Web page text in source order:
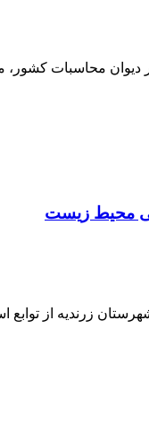
محاسبات کشور،
محیط زیست
زرندیه از توابع